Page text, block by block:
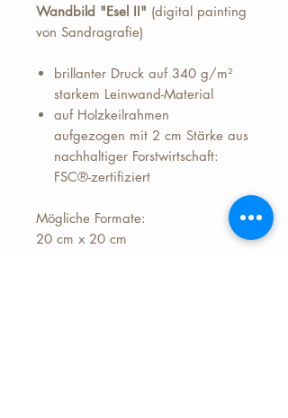
Wandbild "Esel II" (digital painting
von Sandragrafie)
brillanter Druck auf 340 g/m²
starkem Leinwand-Material
auf Holzkeilrahmen
aufgezogen mit 2 cm Stärke aus
nachhaltiger Forstwirtschaft:
FSC®-zertifiziert
Mögliche Formate:
20 cm x 20 cm